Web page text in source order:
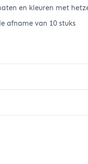
en kleuren met
afname van 10 stuks